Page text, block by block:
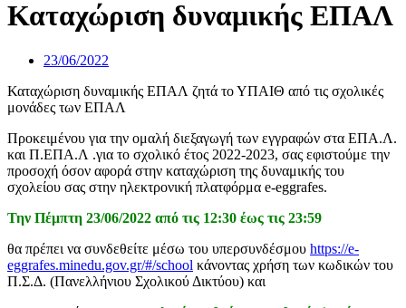
Καταχώριση δυναμικής ΕΠΑΛ
23/06/2022
Καταχώριση δυναμικής ΕΠΑΛ ζητά το ΥΠΑΙΘ από τις σχολικές
μονάδες των ΕΠΑΛ
Προκειμένου για την ομαλή διεξαγωγή των εγγραφών στα ΕΠΑ.Λ.
και Π.ΕΠΑ.Λ .για το σχολικό έτος 2022-2023, σας εφιστούμε την
προσοχή όσον αφορά στην καταχώριση της δυναμικής του
σχολείου σας στην ηλεκτρονική πλατφόρμα e-eggrafes.
Την Πέμπτη 23/06/2022 από τις 12:30 έως τις 23:59
θα πρέπει να συνδεθείτε μέσω του υπερσυνδέσμου https://e-
eggrafes.minedu.gov.gr/#/school κάνοντας χρήση των κωδικών του
Π.Σ.Δ. (Πανελλήνιου Σχολικού Δικτύου) και